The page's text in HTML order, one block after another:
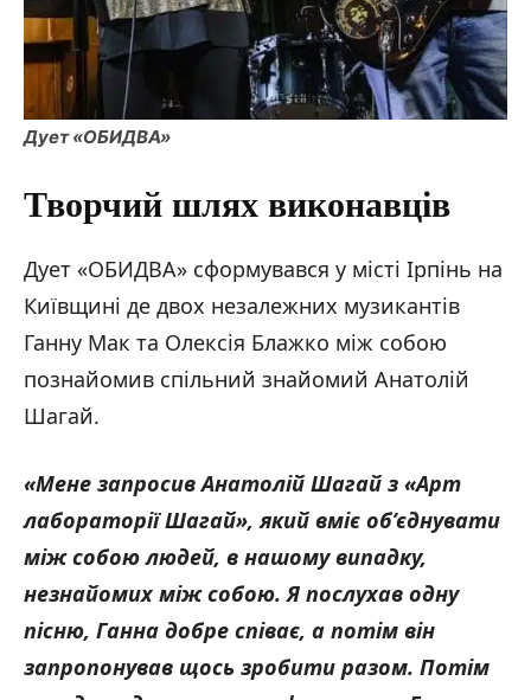
Дует «ОБИДВА»
Творчий шлях виконавців
Дует «ОБИДВА» сформувався у місті Ірпінь на
Київщині де двох незалежних музикантів
Ганну Мак та Олексія Блажко між собою
познайомив спільний знайомий Анатолій
Шагай.
«Мене запросив Анатолій Шагай з «Арт
лабораторії Шагай», який вміє об’єднувати
між собою людей, в нашому випадку,
незнайомих між собою. Я послухав одну
пісню, Ганна добре співає, а потім він
запропонував щось зробити разом. Потім